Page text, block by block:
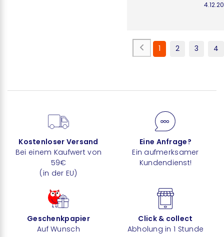
1 2 3 4
Kostenloser Versand
Bei einem Kaufwert von
59€
(in der EU)
Eine Anfrage?
Ein aufmerksamer
Kundendienst!
Geschenkpapier
Auf Wunsch
Click & collect
Abholung in 1 Stunde